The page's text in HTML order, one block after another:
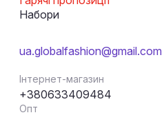
Набори
ua.globalfashion@gmail.com
Інтернет-магазин
+380633409484
Опт